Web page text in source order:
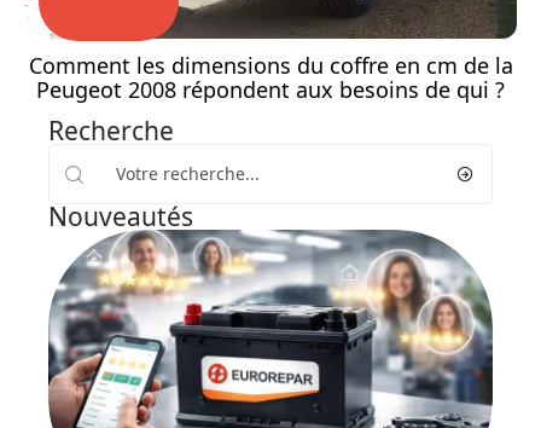
Comment les dimensions du coffre en cm de la
Peugeot 2008 répondent aux besoins de qui ?
Recherche
Nouveautés